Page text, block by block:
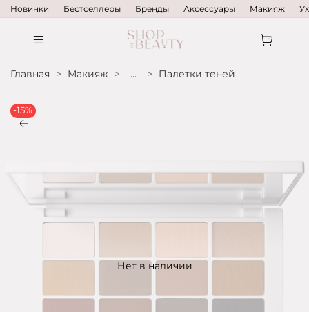
Новинки Бестселлеры Бренды Аксессуары Макияж
Главная Макияж ... Палетки теней
Нет в наличии
-15%